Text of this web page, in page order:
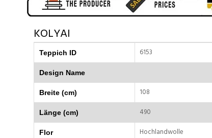
KOLYAI
Teppich ID 6153
Design Name
Breite (cm) 108
Länge (cm) 490
Flor Hochlandwolle